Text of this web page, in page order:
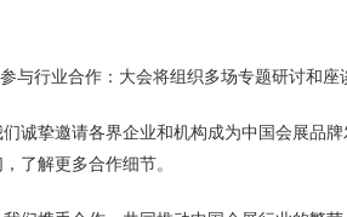
与行业合作：大会将组织多场专题研讨和
们诚挚邀请各界企业和机构成为中国会展品
了解更多合作细节。